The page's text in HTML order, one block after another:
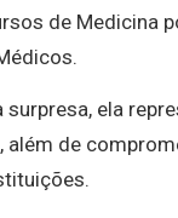
de Medicina
ela
de